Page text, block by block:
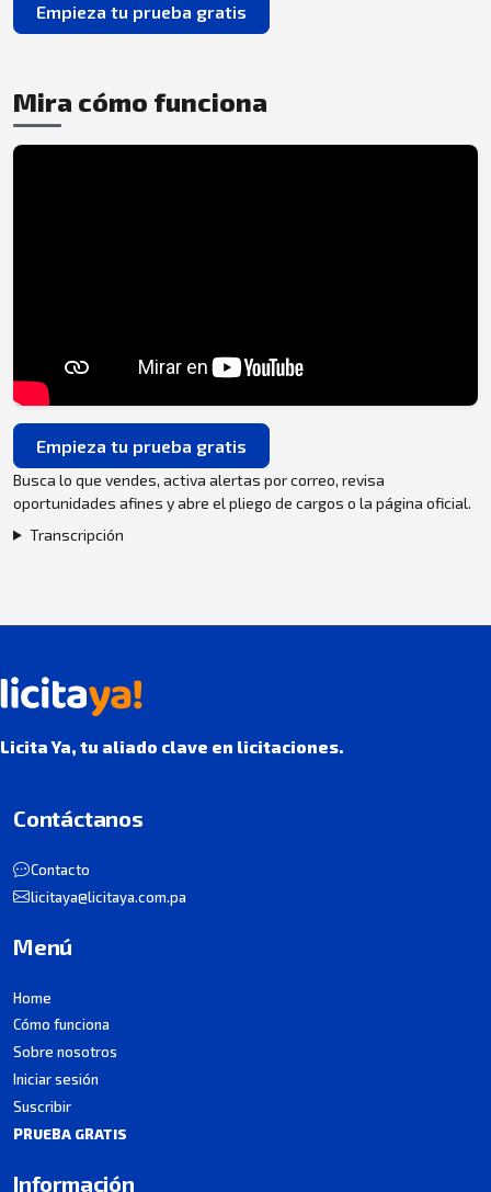
Empieza tu prueba gratis
Mira cómo funciona
Empieza tu prueba gratis
Busca lo que vendes, activa alertas por correo, revisa
oportunidades afines y abre el pliego de cargos o la página oficial.
Transcripción
Licita Ya, tu aliado clave en licitaciones.
Contáctanos
Contacto
licitaya@licitaya.com.pa
Menú
Home
Cómo funciona
Sobre nosotros
Iniciar sesión
Suscribir
PRUEBA GRATIS
Información